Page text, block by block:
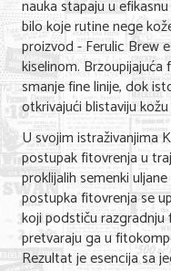
Sport i rekreacija
Zdravlje i medicina
Hobi i razonoda
UPIS FIRMI
MARKETING
KONTAKT
nauka stapaju u
bilo koje rutine nege
proizvod - Ferulic Brew
kiselinom.
smanje fine linije, dok
otkrivajući blistaviju
U svojim istraživanjima
postupak fitovrenja u
proklijalih semenki
postupka fitovrenja se
koji podstiču
pretvaraju ga u
Rezultat je esencija sa